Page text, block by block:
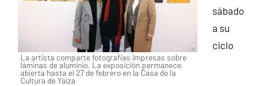
La artista comparte fotografías impresas sobre
láminas de aluminio. La exposición permanece
abierta hasta el 27 de febrero en la Casa de la
Cultura de Yaiza
sábado
a su
ciclo